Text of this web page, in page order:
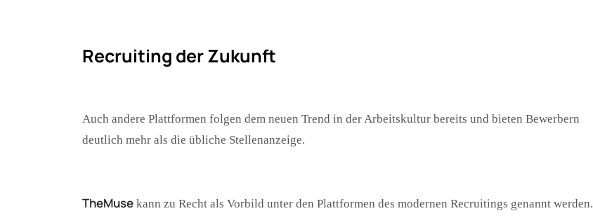
Recruiting der Zukunft
Auch andere Plattformen folgen dem neuen Trend in der Arbeitskultur bereits und bieten Bewerbern
deutlich mehr als die übliche Stellenanzeige.
TheMuse kann zu Recht als Vorbild unter den Plattformen des modernen Recruitings genannt werden.